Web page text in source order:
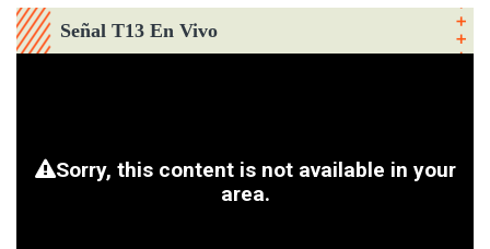
Señal T13 En Vivo